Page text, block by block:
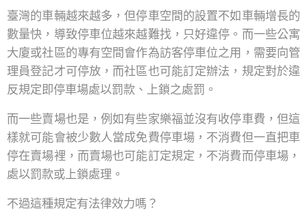
臺灣的車輛越來越多，但停車空間的設置不如車輛增長的
數量快，導致停車位越來越難找，只好違停。而一些公寓
大廈或社區的專有空間會作為訪客停車位之用，需要向管
理員登記才可停放，而社區也可能訂定辦法，規定對於違
反規定即停車場處以罰款、上鎖之處罰。
而一些賣場也是，例如有些家樂福並沒有收停車費，但這
樣就可能會被少數人當成免費停車場，不消費但一直把車
停在賣場裡，而賣場也可能訂定規定，不消費而停車場，
處以罰款或上鎖處理。
不過這種規定有法律效力嗎？